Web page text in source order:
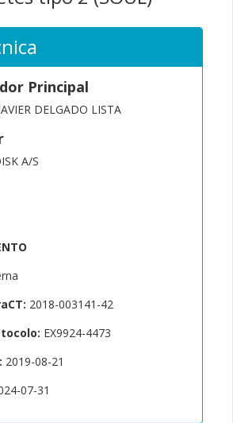
Principal
DELGADO LISTA
A/S
2018-003141-42
EX9924-4473
2019-08-21
07-31